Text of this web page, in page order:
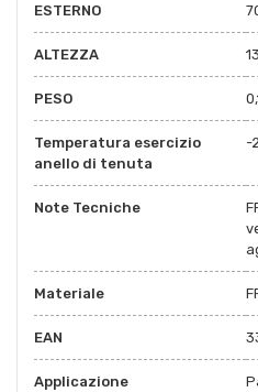
ESTERNO
ALTEZZA
PESO
Temperatura esercizio
anello di tenuta
-
Note Tecniche
Materiale
EAN
Applicazione